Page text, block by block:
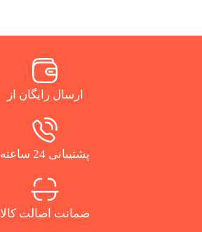
ارسال رایگان از
پشتیبانی 24 ساعته
ضمانت اصالت کالا